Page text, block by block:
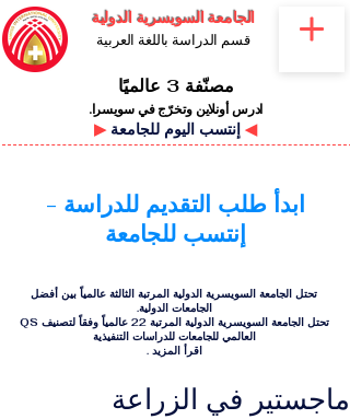
الجامعة السويسرية الدولية
قسم الدراسة باللغة العربية
مصنّفة 3 عالميًا
ادرس أونلاين وتخرّج في سويسرا.
▶ ◀
ابدأ طلب التقديم للدراسة -
إنتسب للجامعة
تحتل الجامعة السويسرية الدولية المرتبة الثالثة عالمياً بين أفضل
الجامعات الدولية.
تحتل الجامعة السويسرية الدولية المرتبة 22 عالمياً وفقاً لتصنيف QS
العالمي للجامعات للدراسات التنفيذية
اقرأ المزيد .
ماجستير في الزراعة